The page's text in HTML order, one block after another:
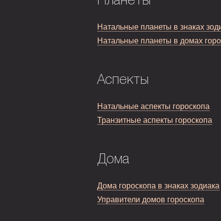
Натальные планеты в знаках
Натальные планеты в домах
Аспекты
Натальные аспекты гороскопа
Транзитные аспекты гороскопа
Дома
Дома гороскопа в знаках зодиака
Управители домов гороскопа